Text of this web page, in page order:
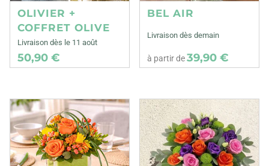
OLIVIER +
COFFRET OLIVE
Livraison dès le 11 août
50,90 €
BEL AIR
Livraison dès demain
à partir de39,90 €